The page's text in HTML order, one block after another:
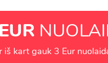
iš kart gauk 3 Eur